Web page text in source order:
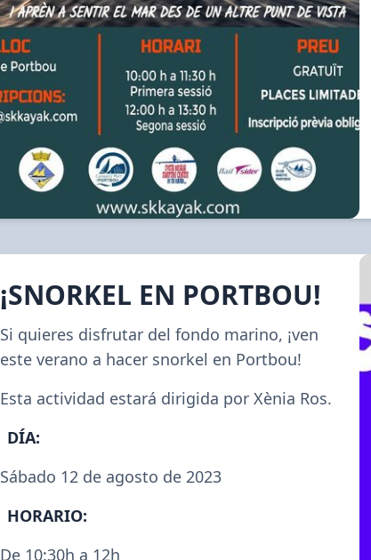
¡SNORKEL EN PORTBOU!
Si quieres disfrutar del fondo marino, ¡ven
este verano a hacer snorkel en Portbou!
Esta actividad estará dirigida por Xènia Ros.
DÍA:
Sábado 12 de agosto de 2023
HORARIO:
De 10:30h a 12h